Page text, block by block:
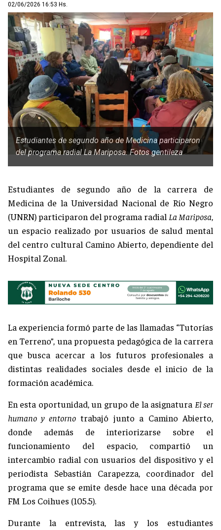
02/06/2026 16:53 Hs.
Estudiantes de segundo año de Medicina participaron
del programa radial La Mariposa. Fotos gentileza
Estudiantes de segundo año de la carrera de
Medicina de la Universidad Nacional de Río Negro
(UNRN) participaron del programa radial La Mariposa,
un espacio realizado por usuarios de salud mental
del centro cultural Camino Abierto, dependiente del
Hospital Zonal.
La experiencia formó parte de las llamadas “Tutorías
en Terreno”, una propuesta pedagógica de la carrera
que busca acercar a los futuros profesionales a
distintas realidades sociales desde el inicio de la
formación académica.
En esta oportunidad, un grupo de la asignatura El ser
humano y entornotrabajó junto a Camino Abierto,
donde además de interiorizarse sobre el
funcionamiento del espacio, compartió un
intercambio radial con usuarios del dispositivo y el
periodista Sebastián Carapezza, coordinador del
programa que se emite desde hace una década por
FM Los Coihues (105.5).
Durante la entrevista, las y los estudiantes